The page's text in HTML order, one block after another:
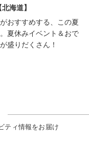
海道】
おすすめする、この夏
夏休みイベント＆おで
盛りだくさん！
ティ情報をお届け